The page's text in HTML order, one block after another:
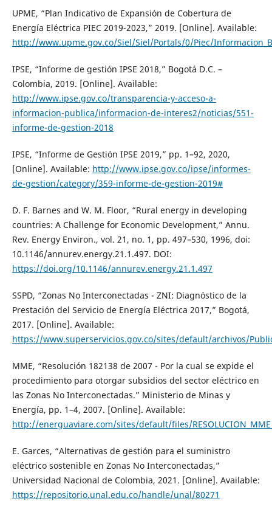
UPME, “Plan Indicativo de Expansión de Cobertura de
Energía Eléctrica PIEC 2019-2023,” 2019. [Online]. Available:
http://www.upme.gov.co/Siel/Siel/Portals/0/Piec/
IPSE, “Informe de gestión IPSE 2018,” Bogotá D.C. –
Colombia, 2019. [Online]. Available:
http://www.ipse.gov.co/transparencia-y-acceso-a-
informacion-publica/informacion-de-interes2/noticias/551-
informe-de-gestion-2018
IPSE, “Informe de Gestión IPSE 2019,” pp. 1–92, 2020,
[Online]. Available: http://www.ipse.gov.co/ipse/informes-
de-gestion/category/359-informe-de-gestion-2019#
D. F. Barnes and W. M. Floor, “Rural energy in developing
countries: A Challenge for Economic Development,” Annu.
Rev. Energy Environ., vol. 21, no. 1, pp. 497–530, 1996, doi:
10.1146/annurev.energy.21.1.497. DOI:
https://doi.org/10.1146/annurev.energy.21.1.497
SSPD, “Zonas No Interconectadas - ZNI: Diagnóstico de la
Prestación del Servicio de Energía Eléctrica 2017,” Bogotá,
2017. [Online]. Available:
https://www.superservicios.gov.co/sites/default/archivos/
MME, “Resolución 182138 de 2007 - Por la cual se expide el
procedimiento para otorgar subsidios del sector eléctrico en
las Zonas No Interconectadas.” Ministerio de Minas y
Energía, pp. 1–4, 2007. [Online]. Available:
http://energuaviare.com/sites/default/files/
E. Garces, “Alternativas de gestión para el suministro
eléctrico sostenible en Zonas No Interconectadas,”
Universidad Nacional de Colombia, 2021. [Online]. Available:
https://repositorio.unal.edu.co/handle/unal/80271